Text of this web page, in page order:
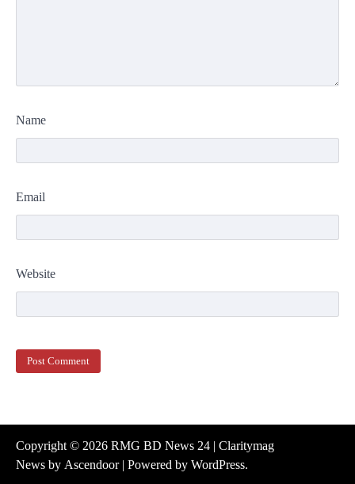
Name
Email
Website
Copyright © 2026 RMG BD News 24 | Claritymag
News by Ascendoor| Powered by WordPress.